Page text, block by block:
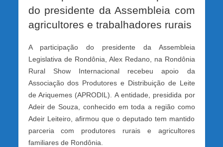
do presidente da Assembleia com
agricultores e trabalhadores rurais
A participação do presidente da Assembleia
Legislativa de Rondônia, Alex Redano, na Rondônia
Rural Show Internacional recebeu apoio da
Associação dos Produtores e Distribuição de Leite
de Ariquemes (APRODIL). A entidade, presidida por
Adeir de Souza, conhecido em toda a região como
Adeir Leiteiro, afirmou que o deputado tem mantido
parceria com produtores rurais e agricultores
familiares de Rondônia.